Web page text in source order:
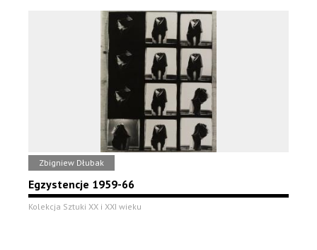
Zbigniew Dłubak
Egzystencje 1959-66
Kolekcja Sztuki XX i XXI wieku